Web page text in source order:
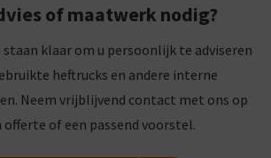
of maatwerk nodig?
klaar om u persoonlijk te adviseren
heftrucks en andere interne
Neem vrijblijvend contact met ons op
offerte of een passend voorstel.